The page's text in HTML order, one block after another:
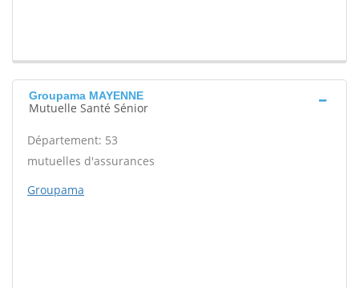
Groupama MAYENNE
Mutuelle Santé Sénior
Département: 53
mutuelles d'assurances
Groupama